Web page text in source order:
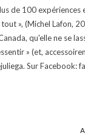
de 100
», (Michel Lafon,
qu'elle ne se
» (et,
Sur Facebook: